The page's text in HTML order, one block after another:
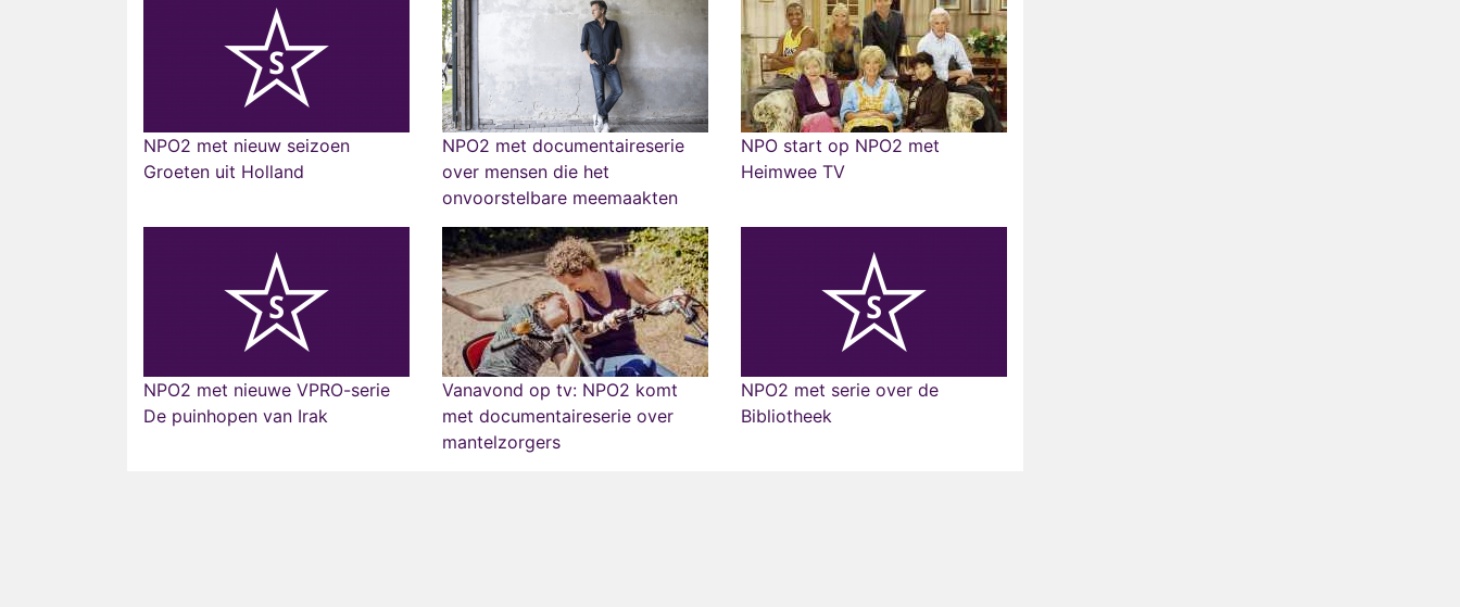
NPO2 met nieuw seizoen
Groeten uit Holland
NPO2 met documentaireserie
over mensen die het
onvoorstelbare meemaakten
NPO start op NPO2 met
Heimwee TV
NPO2 met nieuwe VPRO-serie
De puinhopen van Irak
Vanavond op tv: NPO2 komt
met documentaireserie over
mantelzorgers
NPO2 met serie over de
Bibliotheek